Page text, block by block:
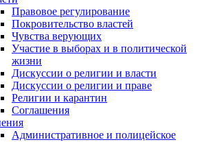
Правовое регулирование
Покровительство властей
Чувства верующих
Участие в выборах и в политической
жизни
Дискуссии о религии и власти
Дискуссии о религии и праве
Религии и карантин
Соглашения
Административное и полицейское